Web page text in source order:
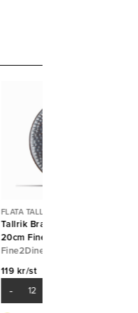
FLATA TALLRIKAR
Tallrik Brass Silver Hammered
20cm Fine2Dine
Fine2Dine
119 kr/st
-